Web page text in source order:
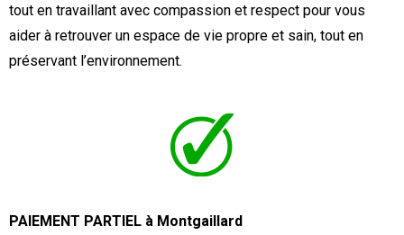
tout en travaillant avec compassion et respect pour vous
aider à retrouver un espace de vie propre et sain, tout en
préservant l’environnement.
PAIEMENT PARTIEL à Montgaillard